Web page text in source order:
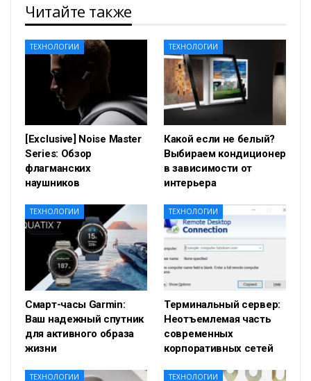
Читайте также
ТЕХНОЛОГИИ
[Exclusive] Noise Master
Series: Обзор
флагманских
наушников
ТЕХНОЛОГИИ
Какой если не белый?
Выбираем кондиционер
в зависимости от
интерьера
ТЕХНОЛОГИИ
Смарт-часы Garmin:
Ваш надежный спутник
для активного образа
жизни
ТЕХНОЛОГИИ
Терминальный сервер:
Неотъемлемая часть
современных
корпоративных сетей
ТЕХНОЛОГИИ ТЕХНОЛОГИИ